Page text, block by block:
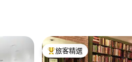
旅客精選榜首
旅客精選